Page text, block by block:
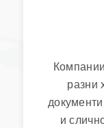
ЕПРОЦЕС
ЕЛЕКТРОННА
ФАКТУРА
разни
и